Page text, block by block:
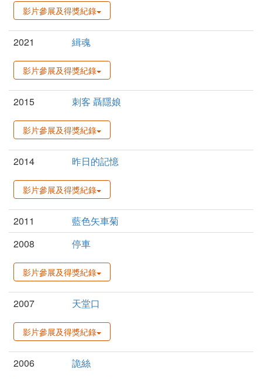
影片參展及得獎紀錄
2021 緝魂
影片參展及得獎紀錄
2015 刺客 聶隱娘
影片參展及得獎紀錄
2014 昨日的記憶
影片參展及得獎紀錄
2011
藍色矢車菊
2008
停車
影片參展及得獎紀錄
2007 天堂口
影片參展及得獎紀錄
2006 詭絲